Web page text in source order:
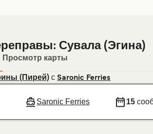
Сувала (Эгина)
Просмотр карты
(Пирей) с Saronic Ferries
Saronic Ferries 15